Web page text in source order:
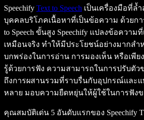
Speechify Text to Speech เป็นเครื่องมือที่ล้
บุคคลบริโภคเนื้อหาที่เป็นข้อความ ด้วยกา
to Speech ขั้นสูง Speechify แปลงข้อความ
เหมือนจริง ทำให้มีประโยชน์อย่างมากสำ
บกพร่องในการอ่าน การมองเห็น หรือเพีย
รู้ด้วยการฟัง ความสามารถในการปรับตั
ถึงการผสานรวมที่ราบรื่นกับอุปกรณ์และ
หลาย มอบความยืดหยุ่นให้ผู้ใช้ในการฟัง
คุณสมบัติเด่น 5 อันดับแรกของ Speechify